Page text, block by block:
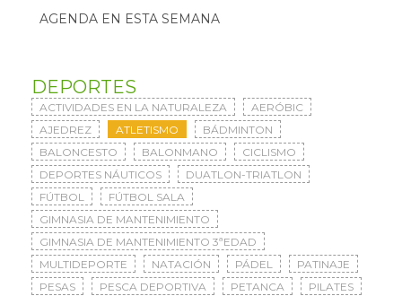
AGENDA EN ESTA SEMANA
DEPORTES
ACTIVIDADES EN LA NATURALEZA
AERÓBIC
AJEDREZ
ATLETISMO
BÁDMINTON
BALONCESTO
BALONMANO
CICLISMO
DEPORTES NÁUTICOS
DUATLON-TRIATLON
FÚTBOL
FÚTBOL SALA
GIMNASIA DE MANTENIMIENTO
GIMNASIA DE MANTENIMIENTO 3ªEDAD
MULTIDEPORTE
NATACIÓN PÁDEL
PATINAJE
PESAS
PESCA DEPORTIVA PETANCA
PILATES